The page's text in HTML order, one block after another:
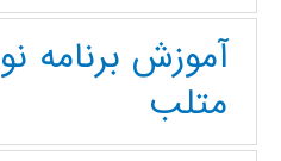
آموزش برنامه
متلب